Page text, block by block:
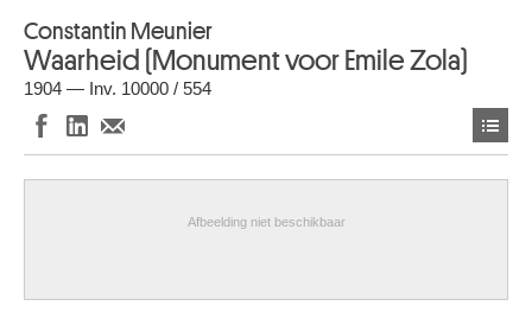
Constantin Meunier
Waarheid (Monument voor Emile Zola)
1904 — Inv. 10000 / 554
Afbeelding niet beschikbaar